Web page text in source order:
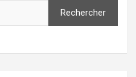
Rechercher